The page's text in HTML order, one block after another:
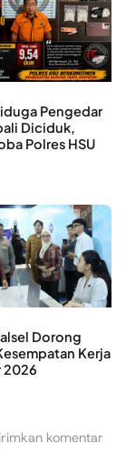
Pengedar
Diciduk,
Polres HSU
Dorong
Kerja
2026
komentar